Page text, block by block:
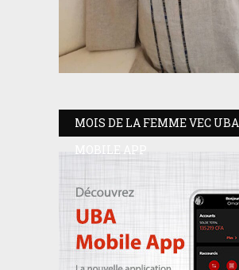
MOIS DE LA FEMME VEC UBA
MOBILE APP